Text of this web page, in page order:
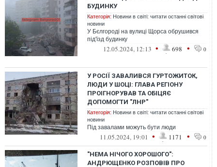
БУДИНКУ
Категорія: Новини в світі: читати останні світові
новини
У Бєлгороді на вулиці Щорса обрушився
під'їзд будинку
12.05.2024, 12:13 • 698 • 0
У РОСІЇ ЗАВАЛИВСЯ ГУРТОЖИТОК,
ЛЮДИ У ШОЦІ: ГЛАВА РЕГІОНУ
ПРОІГНОРУВАВ ТА ОБІЦЯЄ
ДОПОМОГТИ "ЛНР"
Категорія: Новини в світі: читати останні світові
новини
Під завалами можуть бути люди
11.05.2024, 19:01 • 1171 • 0
"НЕМА НІЧОГО ХОРОШОГО":
АНДРЮЩЕНКО РОЗПОВІВ ПРО